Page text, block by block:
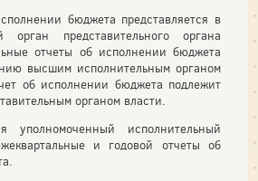
бюджета представляется в
орган представительного органа
отчеты об исполнении бюджета
высшим исполнительным органом
об исполнении бюджета подлежит
органом власти.
уполномоченный исполнительный
и годовой отчеты об